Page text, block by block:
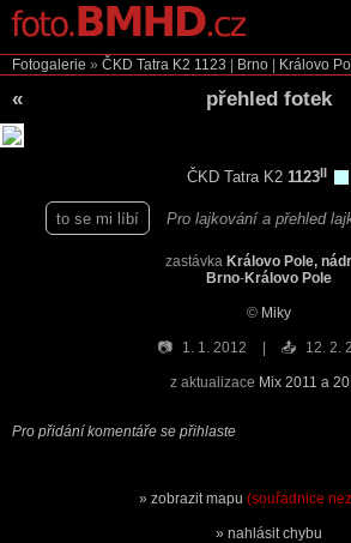
Fotogalerie » ČKD Tatra K2 1123 Brno Královo
« přehled fotek
ČKD Tatra K2 1123II
to se mi líbí Pro lajkování a přehled
zastávka Královo Pole,
Brno-Královo Pole
© Miky
📷 1. 1. 2012 📤 12. 2.
z aktualizace Mix 2011 a
Pro přidání komentáře se přihlaste
zobrazit mapu (souřadnice
nahlásit chybu